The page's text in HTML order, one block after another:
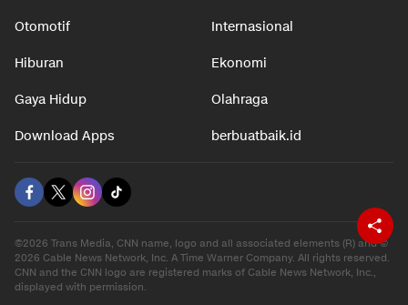
Otomotif Internasional
Hiburan Ekonomi
Gaya Hidup Olahraga
Download Apps berbuatbaik.id
©2026 Trans Media, CNN name, logo and all associated elements (R) and ©
2026 Cable News Network, Inc. A Time Warner Company. All rights reserved.
CNN and the CNN logo are registered marks of Cable News Network, Inc.,
displayed with permission.